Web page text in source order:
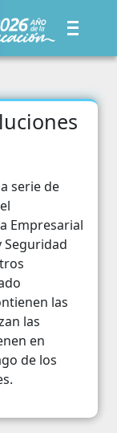
serie de
Empresarial
Seguridad
las
las
en
de los